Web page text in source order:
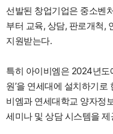
선발된 창업기업은 중소벤
부터 교육, 상담, 판로개척,
지원받는다.
특히 아이비엠은 2024년도
원’을 연세대에 설치하기
비엠과 연세대학교 양자정
세미나 및 상담 시스템을